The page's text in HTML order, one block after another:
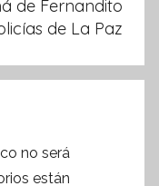
de Fernandito
de La Paz
no será
están